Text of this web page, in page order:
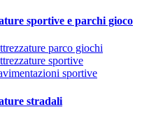
sportive e parchi gioco
parco giochi
sportive
sportive
stradali